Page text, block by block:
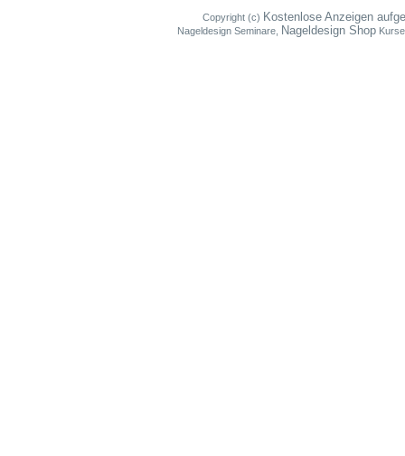
Copyright (c) Kostenlose Anzeigen
Nageldesign Seminare, Nageldesign Shop